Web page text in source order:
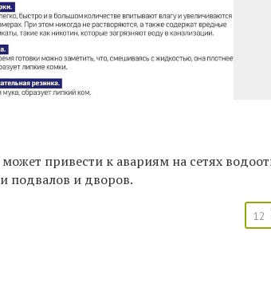
привести к авариям на сетях
подвалов и дворов.
12